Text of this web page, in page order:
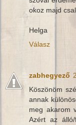
okoz majd
Helga
Válasz
zabhegyező
Köszönöm
annak
meg akarom
Azért az